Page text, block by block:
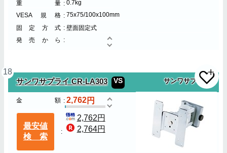
重量
0.7kg
VESA規格
75x75/100x100mm
固定方式
壁面固定式
発売から
18
サンワサプライ CR-LA303
VS サンワサプライ
金額 2,762
最安値
検索
2,762円
2,764円